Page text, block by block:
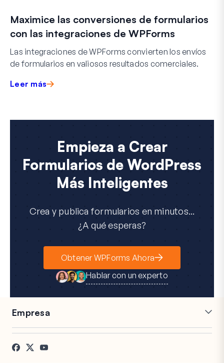
Maximice las conversiones de formularios
con las integraciones de WPForms
Las integraciones de WPForms convierten los envíos
de formularios en valiosos resultados comerciales.
Leer más
Empieza a Crear
Formularios de WordPress
Más Inteligentes
Crea y publica formularios en minutos...
¿A qué esperas?
Obtener WPForms Ahora
Hablar con un experto
Empresa
Carreras
Testimonios
Afiliados